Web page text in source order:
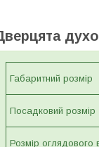
Габаритний розмір
Посадковий розмір
Розмір оглядового